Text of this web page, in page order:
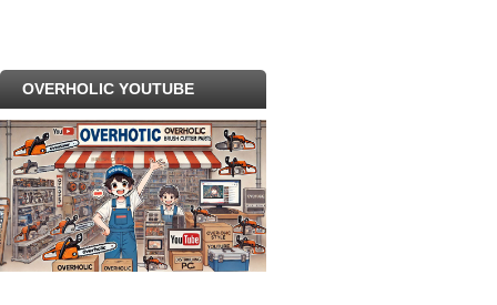
OVERHOLIC YOUTUBE